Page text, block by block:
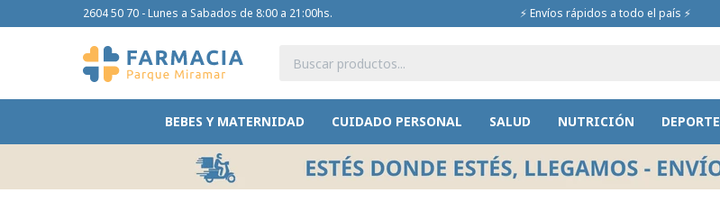
BEBES Y MATERNIDAD CUIDADO PERSONAL SALUD NUTRICIÓN DEPORTE
2604 50 70 - Lunes a Sabados de 8:00 a 21:00hs. ⚡ Envíos rápidos a todo el país ⚡